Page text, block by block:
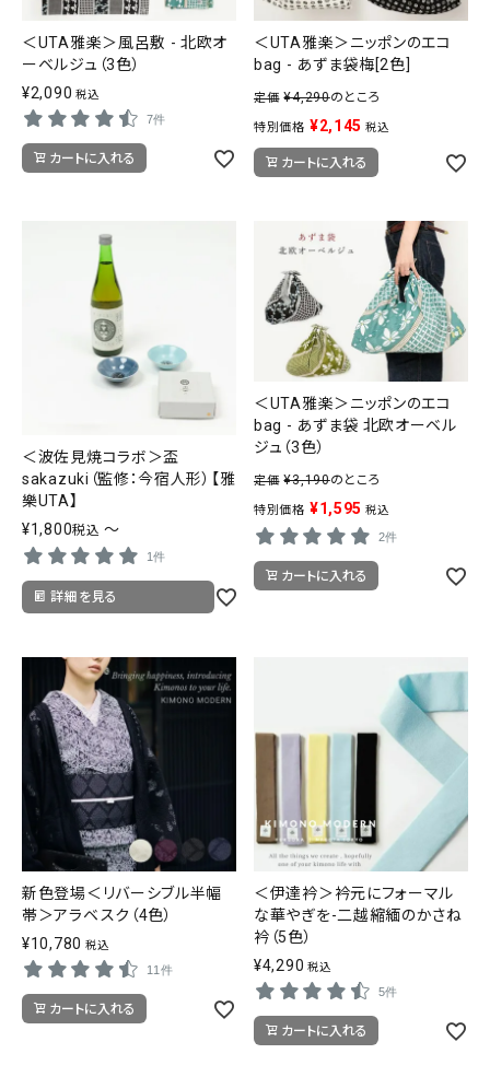
色から探す
絞り込んで検索
SALE
帯結び動画
キモノ読ミモノ
INFORMATION
＜UTA雅楽＞風呂敷 - 北欧オ
ーベルジュ（3色）
¥2,090 税込
7件
カートに入れる
＜UTA雅楽＞ニッポンのエコ
bag - あずま袋梅[2色]
定価 ¥4,290のところ
特別価格 ¥2,145 税込
カートに入れる
＜波佐見焼コラボ＞盃
sakazuki（監修：今宿人形）【雅
樂UTA】
¥1,800税込 〜
1件
詳細を見る
＜UTA雅楽＞ニッポンのエコ
bag - あずま袋 北欧オーベル
ジュ（3色）
定価 ¥3,190のところ
特別価格 ¥1,595 税込
2件
カートに入れる
新色登場＜リバーシブル半幅
帯＞アラベスク（4色）
¥10,780 税込
11件
カートに入れる
＜伊達衿＞衿元にフォーマル
な華やぎを-二越縮緬のかさね
衿（5色）
¥4,290 税込
5件
カートに入れる